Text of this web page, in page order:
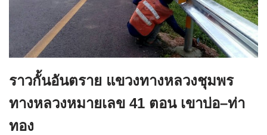
ราวกั้นอันตราย แขวงทางหลวงชุมพร
ทางหลวงหมายเลข 41 ตอน เขาบ่อ–ท่า
ทอง